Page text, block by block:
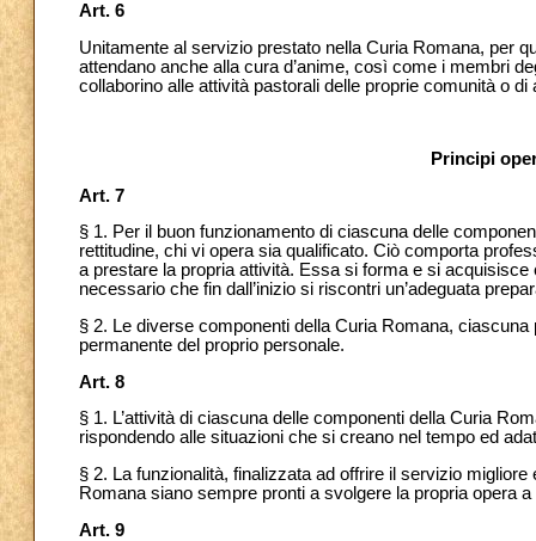
Art. 6
Unitamente al servizio prestato nella Curia Romana, per
attendano anche alla cura d’anime, così come i membri
collaborino alle attività pastorali delle proprie comunità o
Principi
Art. 7
§ 1. Per il buon funzionamento di ciascuna delle
rettitudine, chi vi opera sia qualificato. Ciò comporta
a prestare la propria attività. Essa si forma e si
necessario che fin dall’inizio si riscontri un’adeguata
§ 2. Le diverse componenti della Curia Romana,
permanente del proprio personale.
Art. 8
§ 1. L’attività di ciascuna delle componenti della Curia
rispondendo alle situazioni che si creano nel tempo ed
§ 2. La funzionalità, finalizzata ad offrire il servizio
Romana siano sempre pronti a svolgere la propria opera a
Art. 9